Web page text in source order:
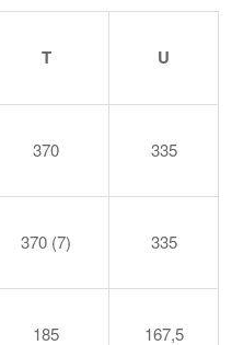
T U
370 335
370 (7) 335
185 167,5